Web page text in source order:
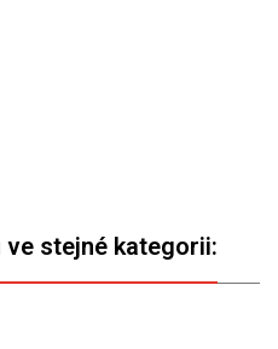
stejné kategorii: